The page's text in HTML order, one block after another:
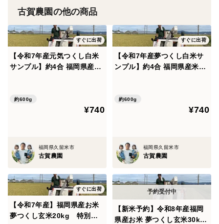
古賀農園の他の商品
すぐに出荷
【令和7年産元気つくし白米
サンプル】約4合 福岡県産
約600g
¥740
福岡県久留米市
古賀農園
すぐに出荷
【令和7年産夢つくし白米サ
ンプル】約4合 福岡県産米
約600g
¥740
福岡県久留米市
古賀農園
すぐに出荷
【令和7年産】福岡県産お米
夢つくし玄米20kg 特別栽
【新米予約】令和8年産福岡
県産お米 夢つくし玄米30kg